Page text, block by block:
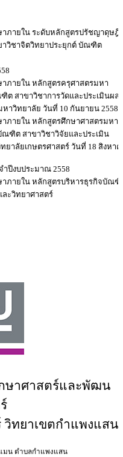
ภายใน ระดับหลักสูตรปรัชญาดุษฎี
วิชาจิตวิทยาประยุกต์ บัณฑิต
ภายใน หลักสูตรครุศาสตรมหา
สาขาวิชาการวัดและประเมินผล
าวิทยาลัย วันที่ 10 กันยายน 2558
ภายใน หลักสูตรศึกษาศาสตรมหา
ฑิต สาขาวิชาวิจัยและประเมิน
าลัยเกษตรศาสตร์ วันที่ 18 สิงหา
ำปีงบประมาณ 2558
ภายใน หลักสูตรบริหารธุรกิจบัณฑิ
ะวิทยาศาสตร์
ษาศาสตร์และพัฒน
วิทยาเขตกำแพงแสน
มน ตำบลกำแพงแสน